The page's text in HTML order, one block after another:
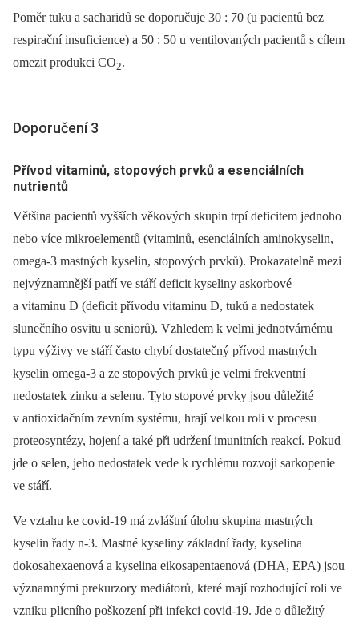
Poměr tuku a sacharidů se doporučuje 30 : 70 (u pacientů bez
respirační insuficience) a 50 : 50 u ventilovaných pacientů s cílem
omezit produkci CO2.
Doporučení 3
Přívod vitaminů, stopových prvků a esenciálních
nutrientů
Většina pacientů vyšších věkových skupin trpí deficitem jednoho
nebo více mikroelementů (vitaminů, esenciálních aminokyselin,
omega-3 mastných kyselin, stopových prvků). Prokazatelně mezi
nejvýznamnější patří ve stáří deficit kyseliny askorbové
a vitaminu D (deficit přívodu vitaminu D, tuků a nedostatek
slunečního osvitu u seniorů). Vzhledem k velmi jednotvárnému
typu výživy ve stáří často chybí dostatečný přívod mastných
kyselin omega-3 a ze stopových prvků je velmi frekventní
nedostatek zinku a selenu. Tyto stopové prvky jsou důležité
v antioxidačním zevním systému, hrají velkou roli v procesu
proteosyntézy, hojení a také při udržení imunitních reakcí. Pokud
jde o selen, jeho nedostatek vede k rychlému rozvoji sarkopenie
ve stáří.
Ve vztahu ke covid-19 má zvláštní úlohu skupina mastných
kyselin řady n-3. Mastné kyseliny základní řady, kyselina
dokosahexaenová a kyselina eikosapentaenová (DHA, EPA) jsou
významnými prekurzory mediátorů, které mají rozhodující roli ve
vzniku plicního poškození při infekci covid-19. Jde o důležitý